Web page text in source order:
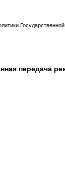
передача